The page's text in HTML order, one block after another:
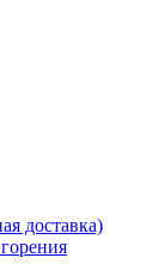
доставка)